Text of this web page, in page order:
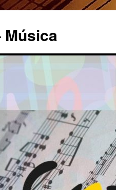
Música